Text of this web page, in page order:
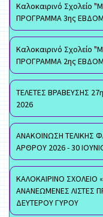
Καλοκαιρινό Σχολείο
ΠΡΟΓΡΑΜΜΑ 3ης
Καλοκαιρινό Σχολείο
ΠΡΟΓΡΑΜΜΑ 2ης
ΤΕΛΕΤΕΣ ΒΡΑΒΕΥΣΗΣ
2026
ΑΝΑΚΟΙΝΩΣΗ ΤΕΛΙΚΗΣ
ΑΡΘΡΟΥ 2026 - 30
ΚΑΛΟΚΑΙΡΙΝΟ ΣΧΟΛΕΙΟ
ΑΝΑΝΕΩΜΕΝΕΣ ΛΙΣΤΕΣ
ΔΕΥΤΕΡΟΥ ΓΥΡΟΥ